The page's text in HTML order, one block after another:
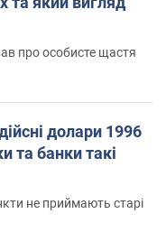
про особисте щастя
долари 1996
та банки такі
не приймають старі